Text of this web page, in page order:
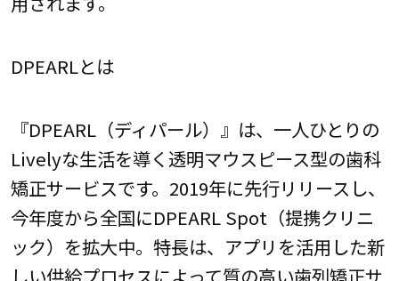
DPEARLとは
『DPEARL（ディパール）』は、一人ひとりの
Livelyな生活を導く透明マウスピース型の歯科
矯正サービスです。2019年に先行リリースし、
今年度から全国にDPEARL Spot（提携クリニ
ック）を拡大中。特長は、アプリを活用した新
しい供給プロセスによって質の高い歯列矯正サ